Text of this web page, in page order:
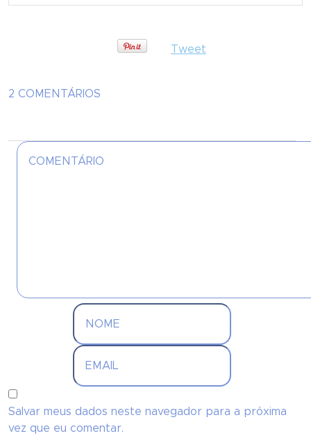
Tweet
2 COMENTÁRIOS
Salvar meus dados neste navegador para a próxima
vez que eu comentar.